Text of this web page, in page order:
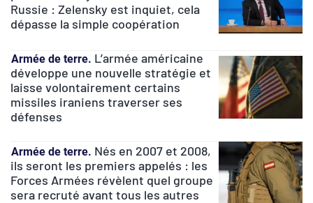
Russie : Zelensky est inquiet, cela
dépasse la simple coopération
Armée de terre L’armée américaine
développe une nouvelle stratégie et
laisse volontairement certains
missiles iraniens traverser ses
défenses
Armée de terre Nés en 2007 et 2008,
ils seront les premiers appelés : les
Forces Armées révèlent quel groupe
sera recruté avant tous les autres